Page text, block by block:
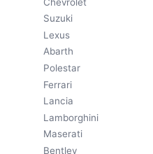
Suzuki
Lexus
Abarth
Polestar
Ferrari
Lancia
Lamborghini
Maserati
Bentley